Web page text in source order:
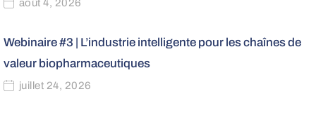
août 4, 2026
Webinaire #3 | L’industrie intelligente pour les chaînes de
valeur biopharmaceutiques
juillet 24, 2026